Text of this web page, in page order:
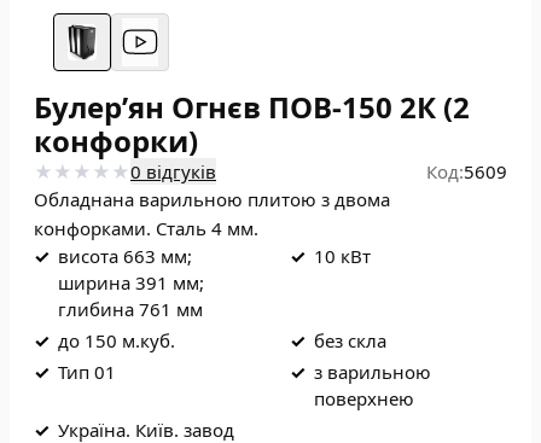
Булерʼян Огнєв ПОВ-150 2К (2
конфорки)
0 відгуків Код:5609
Обладнана варильною плитою з двома
конфорками. Сталь 4 мм.
✓ висота 663 мм;
ширина 391 мм;
глибина 761 мм
✓ 10 кВт
✓ до 150 м.куб. ✓ без скла
✓ Тип 01 ✓ з варильною
поверхнею
✓ Україна. Київ. завод